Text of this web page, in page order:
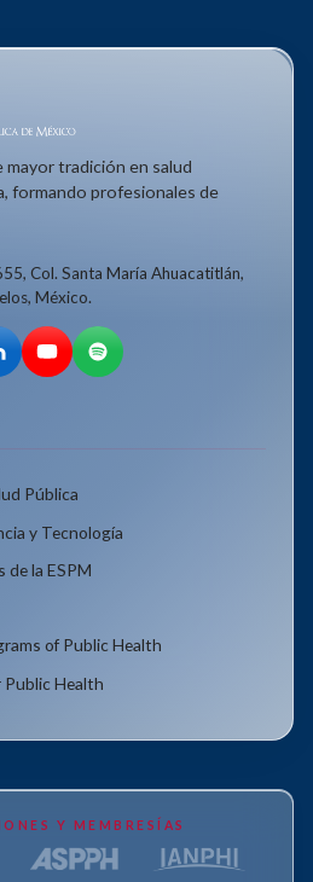
tradición en salud
formando profesionales de
Col. Santa María Ahuacatitlán,
México.
Pública
y Tecnología
de la ESPM
of Public Health
Health
Y MEMBRESÍAS